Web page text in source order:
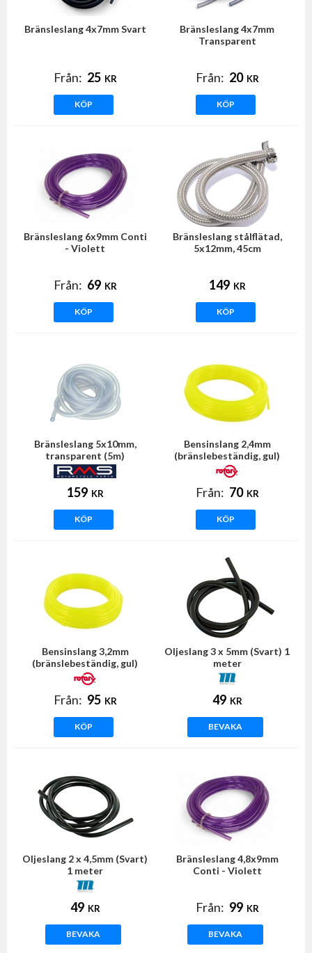
Bränsleslang 4x7mm Svart
Från: 25 KR
KÖP
Bränsleslang 4x7mm
Transparent
Från: 20 KR
KÖP
Bränsleslang 6x9mm Conti
- Violett
Från: 69 KR
KÖP
Bränsleslang stålflätad,
5x12mm, 45cm
149 KR
KÖP
Bränsleslang 5x10mm,
transparent (5m)
159 KR
KÖP
Bensinslang 2,4mm
(bränslebeständig, gul)
TYGON
Från: 70 KR
KÖP
Bensinslang 3,2mm
(bränslebeständig, gul)
TYGON
Från: 95 KR
KÖP
Oljeslang 3 x 5mm (Svart) 1
meter
49 KR
BEVAKA
Oljeslang 2 x 4,5mm (Svart)
1 meter
49 KR
BEVAKA
Bränsleslang 4,8x9mm
Conti - Violett
Från: 99 KR
BEVAKA